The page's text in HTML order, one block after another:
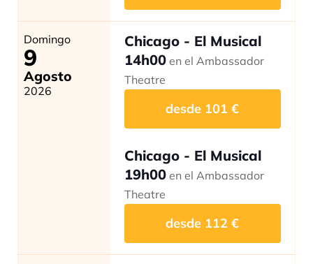
Domingo
9
Agosto
2026
Chicago - El Musical
14h00 en el Ambassador
Theatre
desde 101 €
Chicago - El Musical
19h00 en el Ambassador
Theatre
desde 112 €